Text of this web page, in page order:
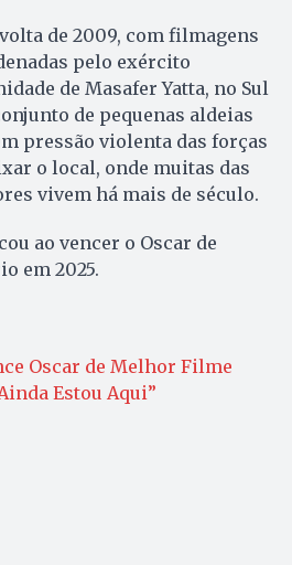
de 2009, com filmagens
pelo exército
de Masafer Yatta, no Sul
de pequenas aldeias
pressão violenta das forças
o local, onde muitas das
vivem há mais de século.
ao vencer o Oscar de
em 2025.
Oscar de Melhor Filme
Estou Aqui”